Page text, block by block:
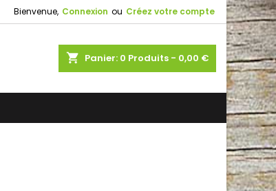
Bienvenue, Connexion ou Créez votre compte
shopping_cart Panier: 0 Produits - 0,00 €